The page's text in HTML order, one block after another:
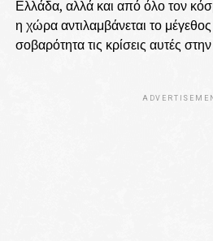
Ελλάδα, αλλά και από όλο τον
η χώρα αντιλαμβάνεται το μέγεθος
σοβαρότητα τις κρίσεις αυτές